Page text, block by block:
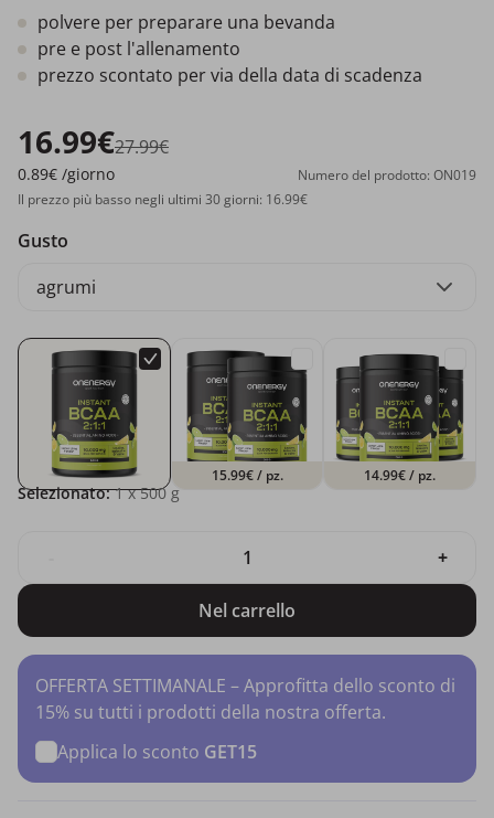
polvere per preparare una bevanda
pre e post l'allenamento
prezzo scontato per via della data di scadenza
16.99€27.99€
0.89€ /giorno
Numero del prodotto: ON019
Il prezzo più basso negli ultimi 30 giorni: 16.99€
Gusto
agrumi
15.99€/ pz. 14.99€/ pz.
Selezionato: 1x 500 g
+
Nel carrello
OFFERTA SETTIMANALE – Approfitta dello sconto di
15% su tutti i prodotti della nostra offerta.
Applica lo sconto GET15